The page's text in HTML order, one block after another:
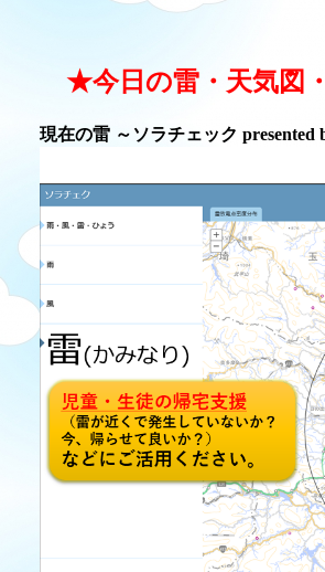
★今日の雷・天気図
現在の雷 ～ソラチェック presented